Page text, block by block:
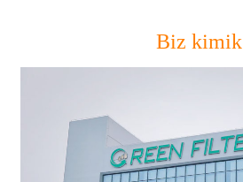
Biz kimik